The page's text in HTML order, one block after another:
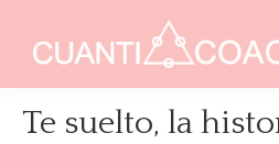
navegación
principal
Coaching
Holístico
Te suelto, la